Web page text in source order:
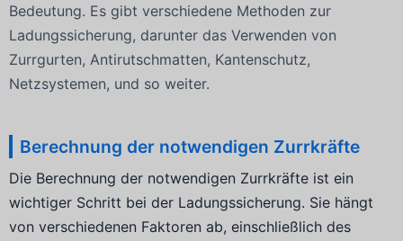
Bedeutung. Es gibt verschiedene Methoden zur
Ladungssicherung, darunter das Verwenden von
Zurrgurten, Antirutschmatten, Kantenschutz,
Netzsystemen, und so weiter.
Berechnung der notwendigen Zurrkräfte
Die Berechnung der notwendigen Zurrkräfte ist ein
wichtiger Schritt bei der Ladungssicherung. Sie hängt
von verschiedenen Faktoren ab, einschließlich des